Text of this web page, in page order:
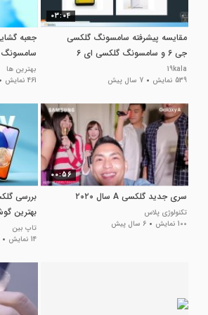
03:04
مقایسه پیشرفته سامسونگ گلکسی
جی 6 و سامسونگ گلکسی ای 6
19kala
539 نمایش
7 سال پیش
سامسونگ
بهترین ها
461 نمایش
00:56
سری جدید گلکسی A سال ۲۰۲۰
تکنولوژی پلاس
100 نمایش
6 سال پیش
بهترین گوشی 6 میلیون
تاپ بین
14 نمایش